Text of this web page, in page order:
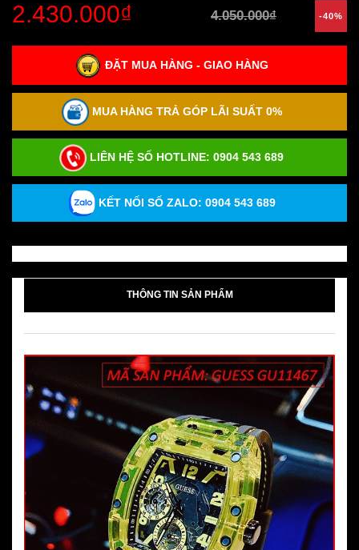
2.430.000₫ 4.050.000₫ -40%
ĐẶT MUA HÀNG - GIAO HÀNG
MUA HÀNG TRẢ GÓP LÃI SUẤT 0%
LIÊN HỆ SỐ HOTLINE: 0904 543 689
KẾT NỐI SỐ ZALO: 0904 543 689
THÔNG TIN SẢN PHẨM